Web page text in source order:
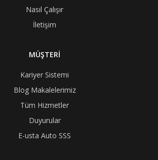
Nasıl Çalışır
İletişim
MÜŞTERİ
Kariyer Sistemi
Blog Makalelerimiz
Tüm Hizmetler
Duyurular
E-usta Auto SSS